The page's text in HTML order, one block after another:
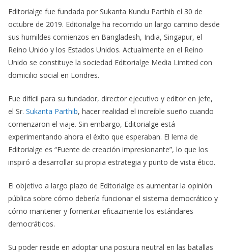
Editorialge fue fundada por Sukanta Kundu Parthib el 30 de
octubre de 2019. Editorialge ha recorrido un largo camino desde
sus humildes comienzos en Bangladesh, India, Singapur, el
Reino Unido y los Estados Unidos. Actualmente en el Reino
Unido se constituye la sociedad Editorialge Media Limited con
domicilio social en Londres.
Fue difícil para su fundador, director ejecutivo y editor en jefe,
el Sr. Sukanta Parthib, hacer realidad el increíble sueño cuando
comenzaron el viaje. Sin embargo, Editorialge está
experimentando ahora el éxito que esperaban. El lema de
Editorialge es “Fuente de creación impresionante”, lo que los
inspiró a desarrollar su propia estrategia y punto de vista ético.
El objetivo a largo plazo de Editorialge es aumentar la opinión
pública sobre cómo debería funcionar el sistema democrático y
cómo mantener y fomentar eficazmente los estándares
democráticos.
Su poder reside en adoptar una postura neutral en las batallas